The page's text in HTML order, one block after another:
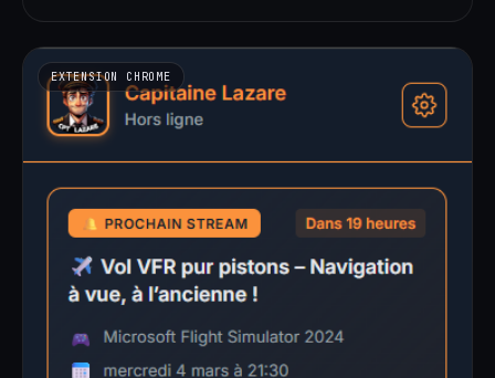
EXTENSION CHROME